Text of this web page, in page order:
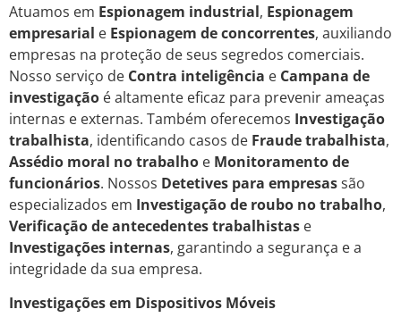
Atuamos em Espionagem industrial, Espionagem
empresarial e Espionagem de concorrentes, auxiliando
empresas na proteção de seus segredos comerciais.
Nosso serviço de Contra inteligência e Campana de
investigação é altamente eficaz para prevenir ameaças
internas e externas. Também oferecemos Investigação
trabalhista, identificando casos de Fraude trabalhista,
Assédio moral no trabalho e Monitoramento de
funcionários. Nossos Detetives para empresassão
especializados em Investigação de roubo no trabalho,
Verificação de antecedentes trabalhistas e
Investigações internas, garantindo a segurança e a
integridade da sua empresa.
Investigações em Dispositivos Móveis